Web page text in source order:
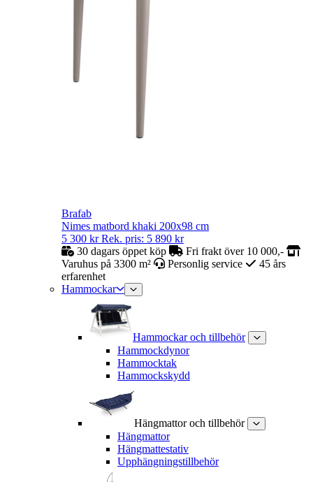
Brafab
Nimes matbord khaki 200x98 cm
5 300 kr Rek. pris: 5 890 kr
30 dagars öppet köp
Fri frakt över 10 000,-
Varuhus på 3300 m²
Personlig service
45 års
erfarenhet
Hammockar
Hammockar och tillbehör
Hammockdynor
Hammocktak
Hammockskydd
Hängmattor och tillbehör
Hängmattor
Hängmattestativ
Upphängningstillbehör